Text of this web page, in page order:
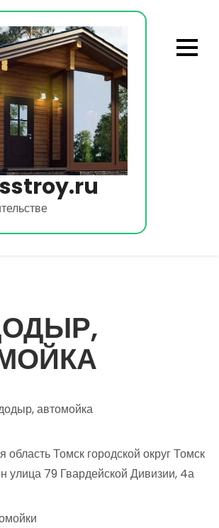
автомойка
область Томск городской округ Томск
улица 79 Гвардейской Дивизии, 4а